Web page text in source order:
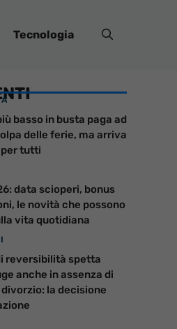
Tecnologia
basso in busta paga ad
delle ferie, ma arriva
tutti
data scioperi, bonus
le novità che possono
vita quotidiana
reversibilità spetta
anche in assenza di
la decisione